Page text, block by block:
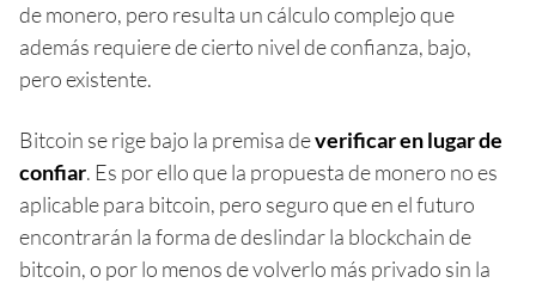
de monero, pero resulta un cálculo complejo que
además requiere de cierto nivel de confianza, bajo,
pero existente.
Bitcoin se rige bajo la premisa deverificar en lugar de
confiar. Es por ello que la propuesta de monero no es
aplicable para bitcoin, pero seguro que en el futuro
encontrarán la forma de deslindar la blockchain de
bitcoin, o por lo menos de volverlo más privado sin la